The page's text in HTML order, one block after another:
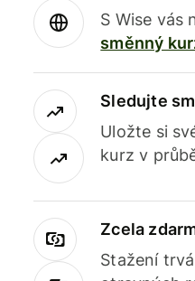
S Wise vás
směnný
Sledujte
Uložte si
kurz v
Zcela
Stažení